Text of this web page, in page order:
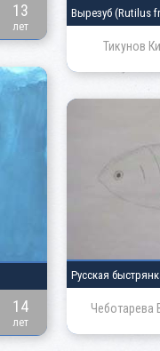
13
лет
Вырезуб (Rutilus
Тикунов
14
лет
Русская
Чеботарева